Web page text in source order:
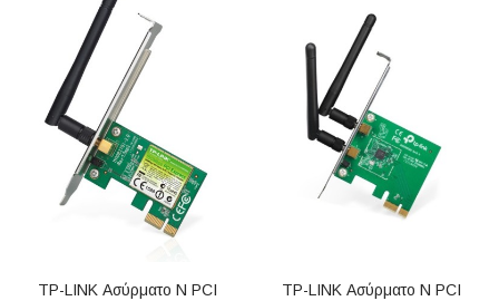
TP-LINK Ασύρματο N PCI
TP-LINK Ασύρματο N PCI